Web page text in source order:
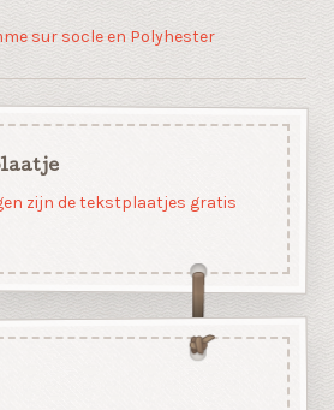
sur socle en Polyhester
zijn de tekstplaatjes gratis